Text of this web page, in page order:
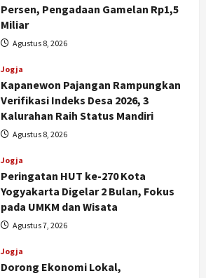
Persen, Pengadaan Gamelan Rp1,5
Miliar
Agustus 8, 2026
Jogja
Kapanewon Pajangan Rampungkan
Verifikasi Indeks Desa 2026, 3
Kalurahan Raih Status Mandiri
Agustus 8, 2026
Jogja
Peringatan HUT ke-270 Kota
Yogyakarta Digelar 2 Bulan, Fokus
pada UMKM dan Wisata
Agustus 7, 2026
Jogja
Dorong Ekonomi Lokal,